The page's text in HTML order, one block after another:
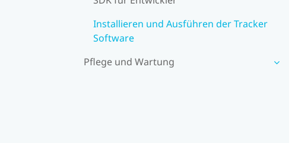
Installieren und Ausführen der Tracker
Software
Pflege und Wartung